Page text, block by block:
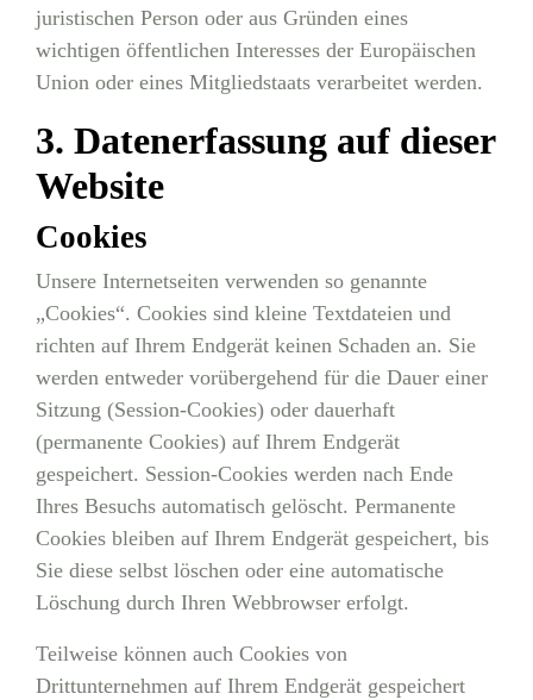
juristischen Person oder aus Gründen eines
wichtigen öffentlichen Interesses der Europäischen
Union oder eines Mitgliedstaats verarbeitet werden.
3. Datenerfassung auf dieser
Website
Cookies
Unsere Internetseiten verwenden so genannte
„Cookies“. Cookies sind kleine Textdateien und
richten auf Ihrem Endgerät keinen Schaden an. Sie
werden entweder vorübergehend für die Dauer einer
Sitzung (Session-Cookies) oder dauerhaft
(permanente Cookies) auf Ihrem Endgerät
gespeichert. Session-Cookies werden nach Ende
Ihres Besuchs automatisch gelöscht. Permanente
Cookies bleiben auf Ihrem Endgerät gespeichert, bis
Sie diese selbst löschen oder eine automatische
Löschung durch Ihren Webbrowser erfolgt.
Teilweise können auch Cookies von
Drittunternehmen auf Ihrem Endgerät gespeichert